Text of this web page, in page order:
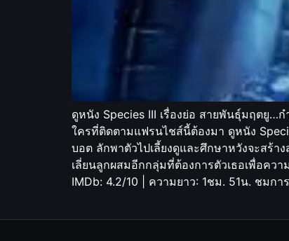
ดูหนัง Species III เรื่องย่อ สายพันธุ์มฤตยู
ใครที่ติดตามแฟรนไชส์นี้ต้องมา ดูหนัง
บอต ลักพาตัวไปเลี้ยงดูและศึกษาหวังจะสร้
เลี่ยนลูกผสมอีกกลุ่มที่ต้องการตัวเธอเพื่อคว
IMDb: 4.2/10 | ความยาว: 1ชม. 51น. ชมก